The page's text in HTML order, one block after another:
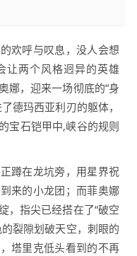
欢呼与叹息，没人会想
让两个风格迥异的英雄
，迎来一场彻底的“身
德玛西亚利刃的躯体，
宝石铠甲中,峡谷的规则
蹲在龙坑旁，用星界祝
来的小龙团；而菲奥娜
，指尖已经搭在了“破空
裂隙划破天空，刺眼的
塔里克低头看到的不再